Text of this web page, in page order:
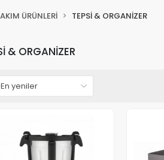
ÜRÜNLERİ TEPSİ & ORGANİZER
& ORGANİZER